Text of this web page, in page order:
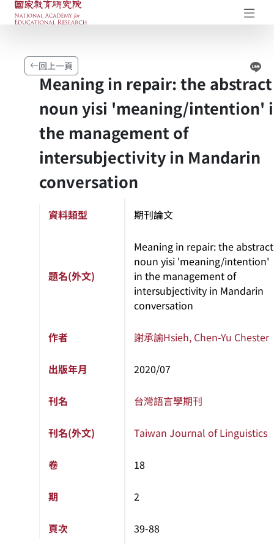
國家教育研究院-研究成果典藏庫
回上一頁
Meaning in repair: the abstract
noun yisi 'meaning/intention'
the management of
intersubjectivity in Mandarin
conversation
資料類型 期刊論文
題名(外文)
Meaning in repair: the abstract
noun yisi 'meaning/intention'
in the management of
intersubjectivity in Mandarin
conversation
作者 謝承諭Hsieh, Chen-Yu Chester
出版年月 2020/07
刊名 台灣語言學期刊
刊名(外文) Taiwan Journal of Linguistics
卷 18
期 2
頁次 39-88